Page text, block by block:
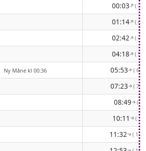
00:03↑(
01:14↑(
02:42↑(
04:18↑(
Ny Måne kl 00:36 05:53↑( 66°
07:23↑( 77°
08:49↑ (
10:11 ↑(
11:32↑(